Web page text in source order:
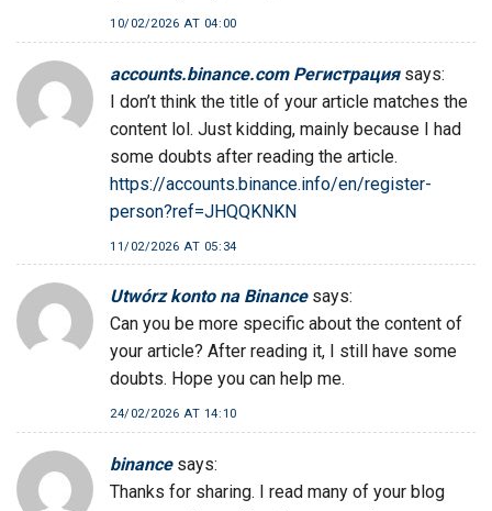
10/02/2026 AT 04:00
accounts.binance.com Регистрация says:
I don’t think the title of your article matches the
content lol. Just kidding, mainly because I had
some doubts after reading the article.
https://accounts.binance.info/en/register-
person?ref=JHQQKNKN
11/02/2026 AT 05:34
Utwórz konto na Binance says:
Can you be more specific about the content of
your article? After reading it, I still have some
doubts. Hope you can help me.
24/02/2026 AT 14:10
binance says:
Thanks for sharing. I read many of your blog